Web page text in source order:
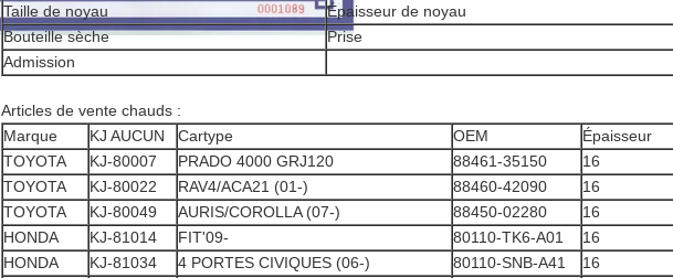
Taille de noyau
Épaisseur de noyau
Bouteille sèche
Prise
Admission
Articles de vente chauds :
Marque
KJ AUCUN Cartype OEM
Épaisseur
TOYOTA
KJ-80007 PRADO 4000 GRJ120 88461-35150
16
TOYOTA
KJ-80022 RAV4/ACA21 (01-) 88460-42090
16
TOYOTA
KJ-80049 AURIS/COROLLA (07-) 88450-02280
16
HONDA
KJ-81014 FIT'09- 80110-TK6-A01
16
HONDA
KJ-81034 4 PORTES CIVIQUES (06-) 80110-SNB-A41
16